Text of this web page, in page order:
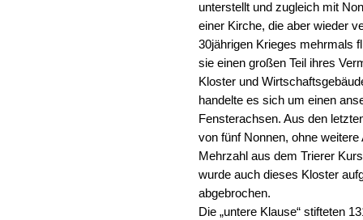
unterstellt und zugleich mit
einer Kirche, die aber wieder
30jährigen Krieges mehrmals
sie einen großen Teil ihres
Kloster und
handelte es sich um einen
Fensterachsen. Aus den
von fünf Nonnen, ohne
Mehrzahl aus dem Trierer
wurde auch dieses Kloster
abgebrochen.
Die „untere Klause“ stifteten